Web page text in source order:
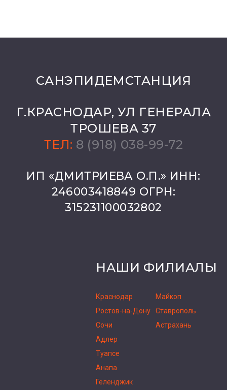
САНЭПИДЕМСТАНЦИЯ
Г.КРАСНОДАР, УЛ ГЕНЕРАЛА
ТРОШЕВА 37
ТЕЛ: 8 (918) 038-99-72
ИП «ДМИТРИЕВА О.П.» ИНН:
246003418849 ОГРН:
315231100032802
НАШИ ФИЛИАЛЫ
Краснодар
Ростов-на-Дону
Сочи
Адлер
Туапсе
Анапа
Геленджик
Майкоп
Ставрополь
Астрахань